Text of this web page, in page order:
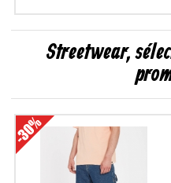
Streetwear,